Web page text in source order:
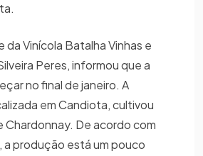
Vinícola Batalha Vinhas e
Peres, informou que a
no final de janeiro. A
em Candiota, cultivou
Chardonnay. De acordo com
a produção está um pouco